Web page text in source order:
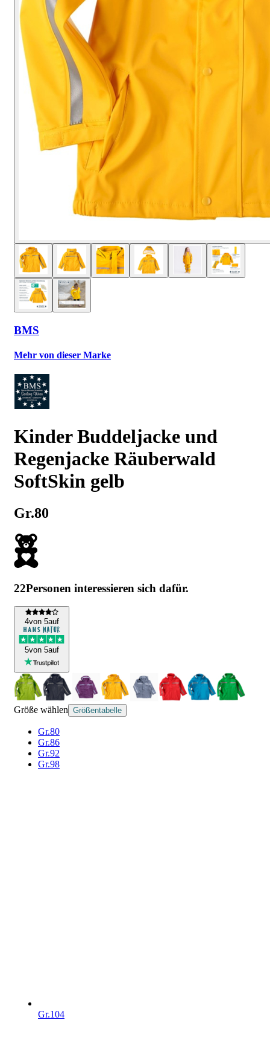
BMS
Mehr von dieser Marke
Kinder Buddeljacke und
Regenjacke Räuberwald
SoftSkin gelb
Gr.80
22Personen interessieren sich dafür.
4von 5auf
5von 5auf
Größe wählen Größentabelle
Gr.80
Gr.86
Gr.92
Gr.98
Gr.104